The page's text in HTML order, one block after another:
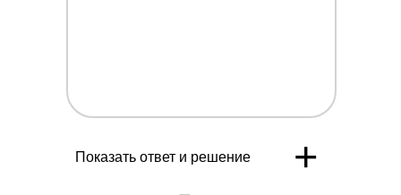
Показать ответ и решение +